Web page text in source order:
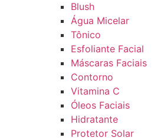
Blush
Água Micelar
Tônico
Esfoliante Facial
Máscaras Faciais
Contorno
Vitamina C
Óleos Faciais
Hidratante
Protetor Solar